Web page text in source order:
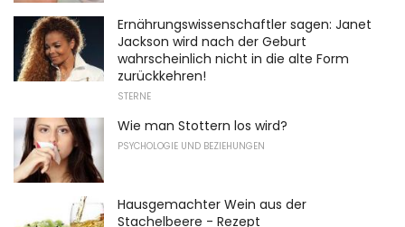
Ernährungswissenschaftler sagen: Janet
Jackson wird nach der Geburt
wahrscheinlich nicht in die alte Form
zurückkehren!
STERNE
Wie man Stottern los wird?
PSYCHOLOGIE UND BEZIEHUNGEN
Hausgemachter Wein aus der
Stachelbeere - Rezept